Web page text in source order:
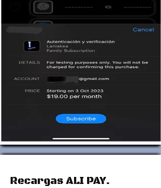
Recargas ALI PAY.